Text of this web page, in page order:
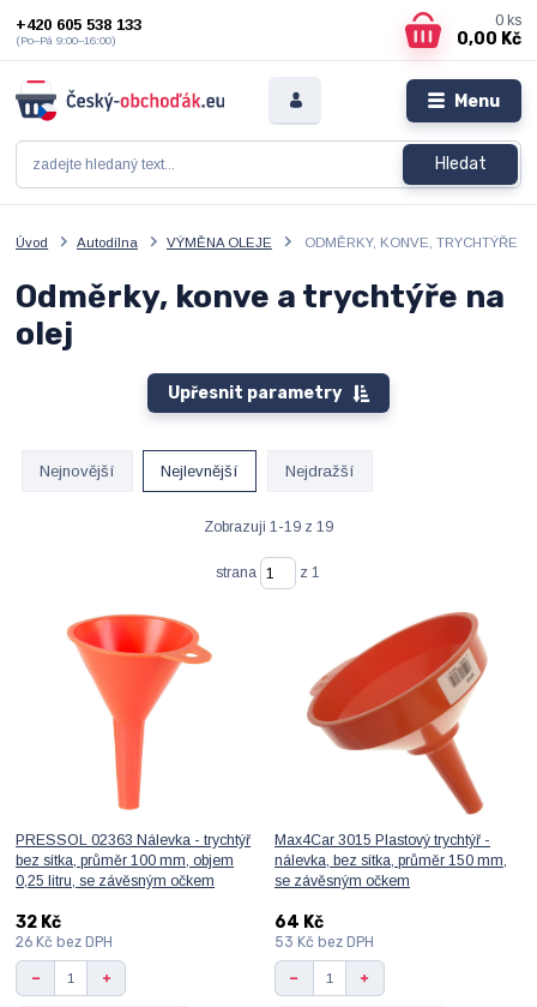
Menu
Hledat
+420 605 538 133
(Po–Pá 9:00–16:00)
0 ks
0,00 Kč
Úvod Autodílna VÝMĚNA OLEJE ODMĚRKY, KONVE, TRYCHTÝŘE
Odměrky, konve a trychtýře na
olej
Upřesnit parametry
Nejnovější Nejlevnější Nejdražší
Zobrazuji 1-19 z 19
strana z 1
PRESSOL 02363 Nálevka - trychtýř
bez sítka, průměr 100 mm, objem
0,25 litru, se závěsným očkem
32 Kč
26 Kč bez DPH
Max4Car 3015 Plastový trychtýř -
nálevka, bez sítka, průměr 150 mm,
se závěsným očkem
64 Kč
53 Kč bez DPH